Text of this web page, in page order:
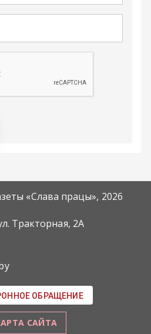
«Слава працы», 2026
Тракторная, 2А
ОБРАЩЕНИЕ
САЙТА